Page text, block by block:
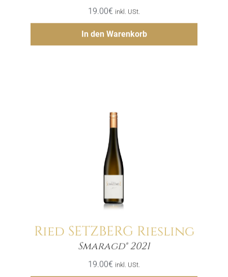
19.00€ inkl. USt.
In den Warenkorb
Hinzufügen
Ried SETZBERG Riesling
Smaragd® 2021
19.00€ inkl. USt.
Menge